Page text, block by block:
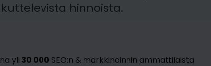
hinnoista.
yli 30 000 SEO:n & markkinoinnin ammattilaista